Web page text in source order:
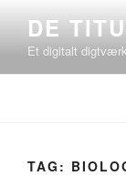
indhold
DE
Et digitalt
TAG: